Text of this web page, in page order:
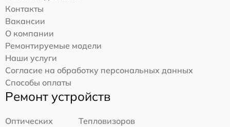
Контакты
Вакансии
О компании
Ремонтируемые модели
Наши услуги
Согласие на обработку персональных данных
Способы оплаты
Ремонт устройств
Оптических
Тепловизоров